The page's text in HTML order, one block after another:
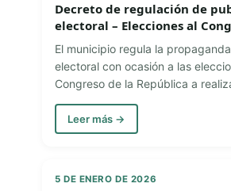
Decreto de regulación de
electoral – Elecciones al
El municipio regula la
electoral con ocasión a las
Congreso de la República a
Leer más →
5 DE ENERO DE 2026